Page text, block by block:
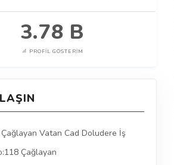
3.78 B
PROFIL GÖSTERIM
Çağlayan Vatan Cad Doludere İş
Çağlayan